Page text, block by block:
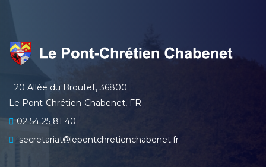
20 Allée du Broutet, 36800
Le Pont-Chrétien-Chabenet, FR
02 54 25 81 40
secretariat
lepontchretienchabenet.fr